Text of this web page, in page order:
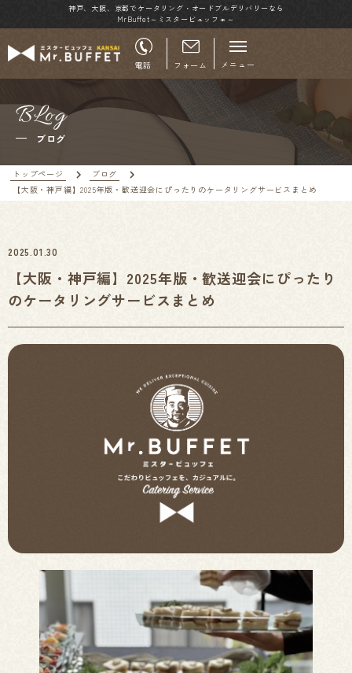
神戸、大阪、京都でケータリング・オードブルデリバリーなら
MrBuffet～ミスタービュッフェ～
電話 フォーム メニュー
BLog
ブログ
トップページ
ブログ
【大阪・神戸編】2025年版・歓送迎会にぴったりのケータリングサービスまとめ
2025.01.30
【大阪・神戸編】2025年版・歓送迎会にぴったり
のケータリングサービスまとめ